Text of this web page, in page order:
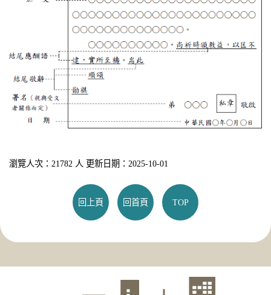
瀏覽人次：21782 人 更新日期：2025-10-01
回上頁 回首頁 TOP